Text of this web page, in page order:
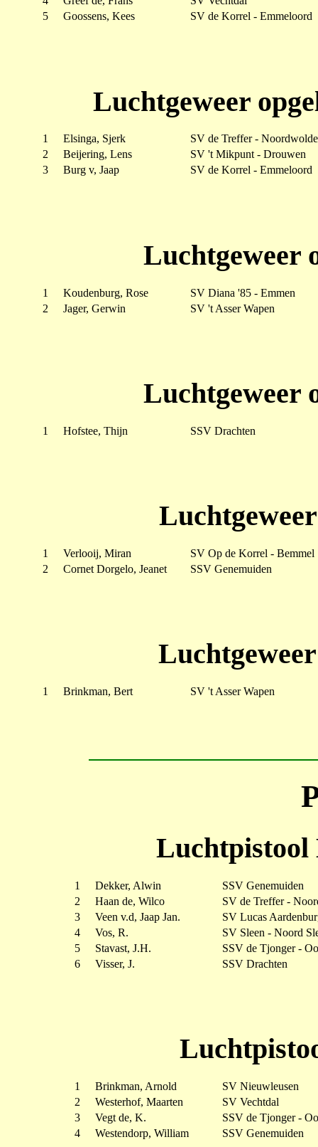
5
Goossens, Kees SV de Korrel - Emmeloord
Luchtgeweer
1 Elsinga, Sjerk
SV de Treffer - Noordwolde
2
Beijering, Lens
SV 't Mikpunt - Drouwen
3
Burg v, Jaap SV de Korrel - Emmeloord
Luchtgeweer
1 Koudenburg, Rose
SV Diana '85 - Emmen
2
Jager, Gerwin SV 't Asser Wapen
Luchtgeweer
1 Hofstee, Thijn SSV Drachten
1 Verlooij, Miran
SV Op de Korrel - Bemmel
2
Cornet Dorgelo, Jeanet SSV Genemuiden
1 Brinkman, Bert SV 't Asser Wapen
Luchtpistool
1 Dekker, Alwin
SSV Genemuiden
2
Haan de, Wilco
SV de Treffer -
3
Veen v.d, Jaap Jan.
SV Lucas
4
Vos, R.
SV Sleen - Noord
5
Stavast, J.H.
SSV de Tjonger -
6
Visser, J. SSV Drachten
1 Brinkman, Arnold
SV Nieuwleusen
2
Westerhof, Maarten
SV Vechtdal
3
Vegt de, K.
SSV de Tjonger -
4
Westendorp, William SSV Genemuiden